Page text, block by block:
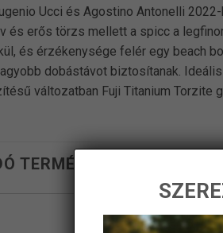
Ucci és Agostino Antonelli
és erős törzs mellett a spicc a
és érzékenysége felér egy beach
dobástávot biztosítanak.
változatban Fuji Titanium Torzite
TERMÉKEK